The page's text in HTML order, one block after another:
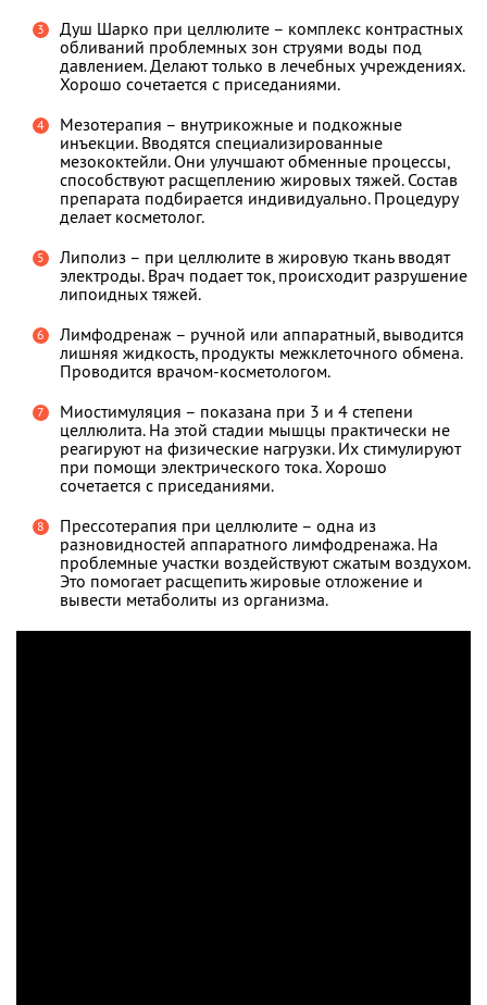
Душ Шарко при целлюлите – комплекс контрастных
обливаний проблемных зон струями воды под
давлением. Делают только в лечебных учреждениях.
Хорошо сочетается с приседаниями.
Мезотерапия – внутрикожные и подкожные
инъекции. Вводятся специализированные
мезококтейли. Они улучшают обменные процессы,
способствуют расщеплению жировых тяжей. Состав
препарата подбирается индивидуально. Процедуру
делает косметолог.
Липолиз – при целлюлите в жировую ткань вводят
электроды. Врач подает ток, происходит разрушение
липоидных тяжей.
Лимфодренаж – ручной или аппаратный, выводится
лишняя жидкость, продукты межклеточного обмена.
Проводится врачом-косметологом.
Миостимуляция – показана при 3 и 4 степени
целлюлита. На этой стадии мышцы практически не
реагируют на физические нагрузки. Их стимулируют
при помощи электрического тока. Хорошо
сочетается с приседаниями.
Прессотерапия при целлюлите – одна из
разновидностей аппаратного лимфодренажа. На
проблемные участки воздействуют сжатым воздухом.
Это помогает расщепить жировые отложение и
вывести метаболиты из организма.